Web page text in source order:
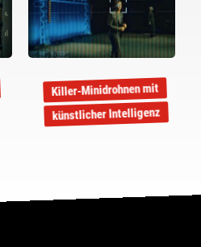
Killer-Minidrohnen mit
künstlicher Intelligenz